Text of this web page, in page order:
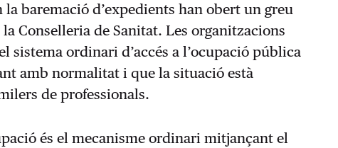
baremació d’expedients han obert un greu
Conselleria de Sanitat. Les organitzacions
sistema ordinari d’accés a l’ocupació pública
amb normalitat i que la situació està
de professionals.
és el mecanisme ordinari mitjançant el